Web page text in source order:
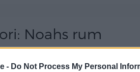
- Do Not Process My Personal
Noahs rum